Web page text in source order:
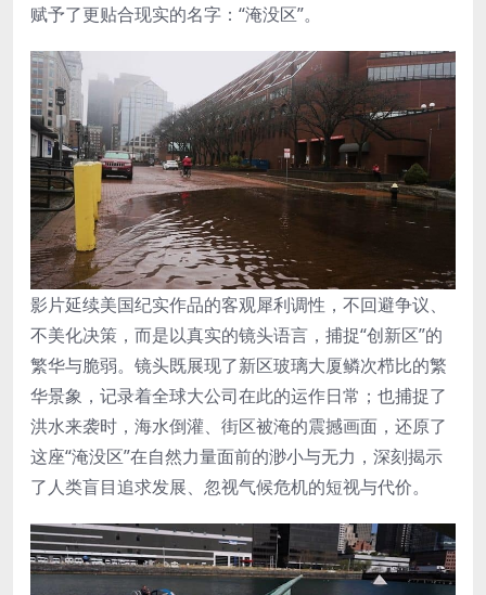
赋予了更贴合现实的名字：“淹没区”。
影片延续美国纪实作品的客观犀利调性，不回避争议、
不美化决策，而是以真实的镜头语言，捕捉“创新区”的
繁华与脆弱。镜头既展现了新区玻璃大厦鳞次栉比的繁
华景象，记录着全球大公司在此的运作日常；也捕捉了
洪水来袭时，海水倒灌、街区被淹的震撼画面，还原了
这座“淹没区”在自然力量面前的渺小与无力，深刻揭示
了人类盲目追求发展、忽视气候危机的短视与代价。